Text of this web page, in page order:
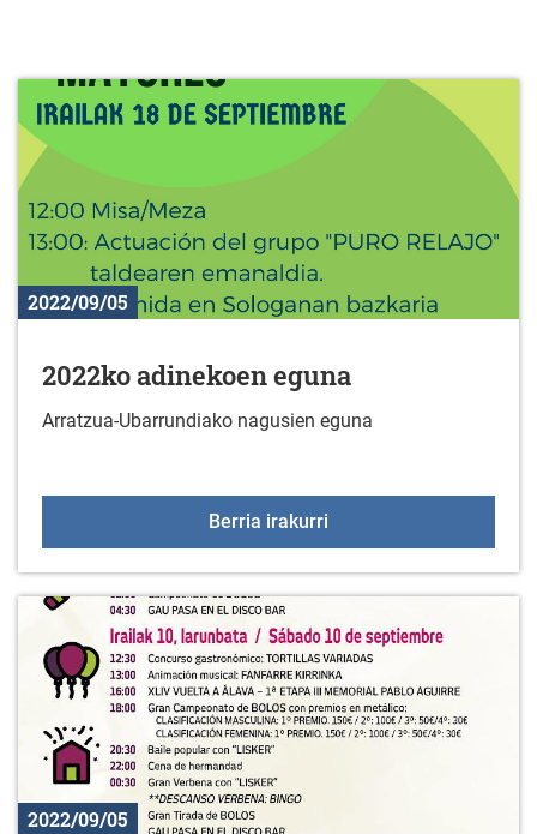
2022/09/05
2022ko adinekoen eguna
Arratzua-Ubarrundiako nagusien eguna
Berria irakurri
2022/09/05